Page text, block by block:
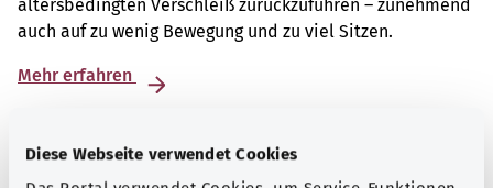
Diese Webseite verwendet Cookies
altersbedingten Verschleiß zurückzuführen – zunehmend
auch auf zu wenig Bewegung und zu viel Sitzen.
Mehr erfahren